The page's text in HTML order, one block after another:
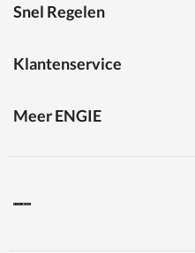
Snel Regelen
Klantenservice
Meer ENGIE